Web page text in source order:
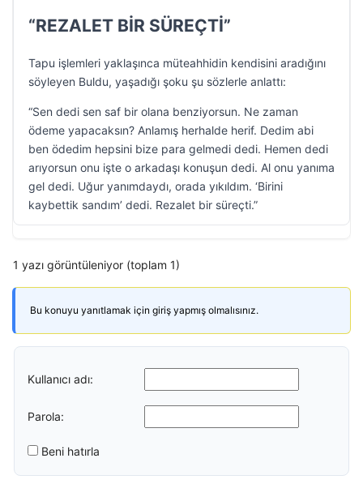
“REZALET BİR SÜREÇTİ”
Tapu işlemleri yaklaşınca müteahhidin kendisini aradığını
söyleyen Buldu, yaşadığı şoku şu sözlerle anlattı:
“Sen dedi sen saf bir olana benziyorsun. Ne zaman
ödeme yapacaksın? Anlamış herhalde herif. Dedim abi
ben ödedim hepsini bize para gelmedi dedi. Hemen dedi
arıyorsun onu işte o arkadaşı konuşun dedi. Al onu yanıma
gel dedi. Uğur yanımdaydı, orada yıkıldım. ‘Birini
kaybettik sandım’ dedi. Rezalet bir süreçti.”
1 yazı görüntüleniyor (toplam 1)
Bu konuyu yanıtlamak için giriş yapmış olmalısınız.
Kullanıcı adı:
Parola:
Beni hatırla